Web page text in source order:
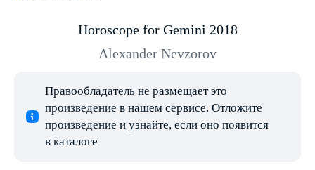
Horoscope for Gemini 2018
Alexander Nevzorov
Правообладатель не размещает это
произведение в нашем сервисе. Отложите
произведение и узнайте, если оно появится
в каталоге